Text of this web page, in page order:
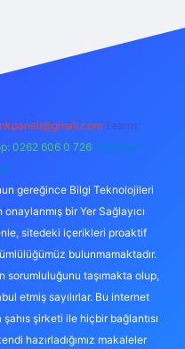
Teams:
0262 606 0 726 Telegram:
gereğince Bilgi Teknolojileri
bir Yer Sağlayıcı
sitedeki içerikleri proaktif
bulunmamaktadır.
sorumluluğunu taşımakta olup,
etmiş sayılırlar. Bu internet
şirketi ile hiçbir bağlantısı
hazırladığımız makaleler